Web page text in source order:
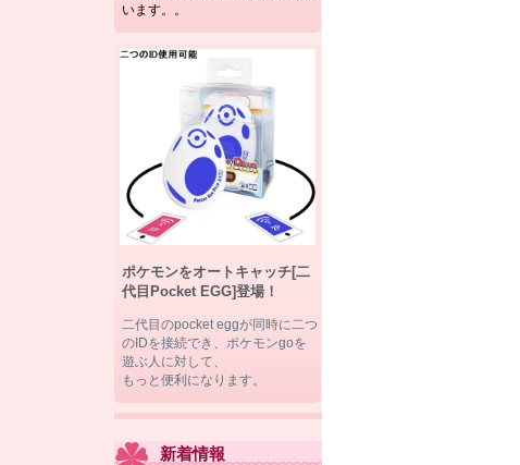
います。。
ポケモンをオートキャッチ[二
代目Pocket EGG]登場！
二代目のpocket eggが同時に二つ
のIDを接続でき、ポケモンgoを
遊ぶ人に対して、
もっと便利になります。
新着情報